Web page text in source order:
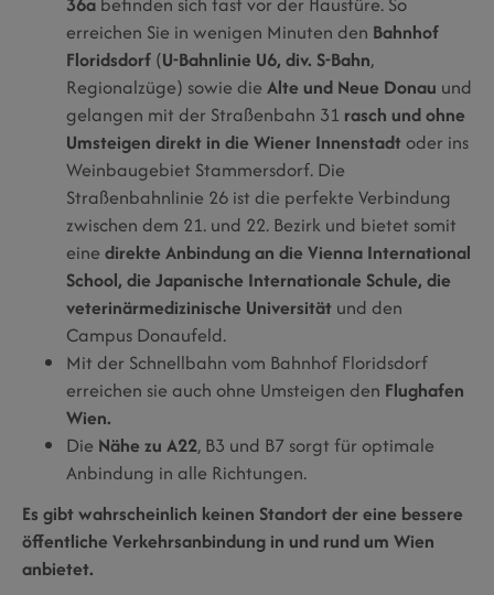
erreichen Sie in wenigen Minuten den Bahnhof
Floridsdorf (U-Bahnlinie U6, div. S-Bahn,
Regionalzüge) sowie die Alte und Neue Donau und
gelangen mit der Straßenbahn 31 rasch und ohne
Umsteigen direkt in die Wiener Innenstadtoder ins
Weinbaugebiet Stammersdorf. Die
Straßenbahnlinie 26 ist die perfekte Verbindung
zwischen dem 21. und 22. Bezirk und bietet somit
eine direkte Anbindung an die Vienna International
School, die Japanische Internationale Schule, die
veterinärmedizinische Universität und den
Campus Donaufeld.
Mit der Schnellbahn vom Bahnhof Floridsdorf
erreichen sie auch ohne Umsteigen den Flughafen
Wien.
Die Nähe zu A22, B3 und B7 sorgt für optimale
Anbindung in alle Richtungen.
Es gibt wahrscheinlich keinen Standort der eine bessere
öffentliche Verkehrsanbindung in und rund um Wien
anbietet.